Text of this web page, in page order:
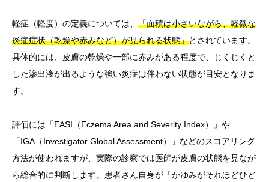
軽症（軽度）の定義については、 「面積は小さいながら、軽微な
炎症症状（乾燥や赤みなど）が見られる状態」とされています。
具体的には、皮膚の乾燥や一部に赤みがある程度で、じくじくと
した滲出液が出るような強い炎症は伴わない状態が目安となりま
す。
評価には「EASI（Eczema Area and Severity Index）」や
「IGA（Investigator Global Assessment）」などのスコアリング
方法が使われますが、実際の診察では医師が皮膚の状態を見なが
ら総合的に判断します。患者さん自身が「かゆみがそれほどひど